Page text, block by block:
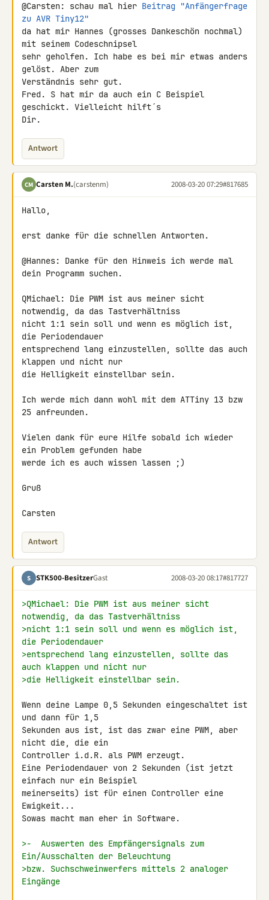
@Carsten: schau mal hier Beitrag "Anfängerfrage
zu AVR Tiny12"
da hat mir Hannes (grosses Dankeschön nochmal)
mit seinem Codeschnipsel
sehr geholfen. Ich habe es bei mir etwas anders
gelöst. Aber zum
Verständnis sehr gut.
Fred. S hat mir da auch ein C Beispiel
geschickt. Vielleicht hilft´s
Dir.
Antwort
CM Carsten M.(carstenm) 2008-03-20 07:29#817685
Hallo,
erst danke für die schnellen Antworten.
@Hannes: Danke für den Hinweis ich werde mal
dein Programm suchen.
QMichael: Die PWM ist aus meiner sicht
notwendig, da das Tastverhältniss
nicht 1:1 sein soll und wenn es möglich ist,
die Periodendauer
entsprechend lang einzustellen, sollte das auch
klappen und nicht nur
die Helligkeit einstellbar sein.
Ich werde mich dann wohl mit dem ATTiny 13 bzw
25 anfreunden.
Vielen dank für eure Hilfe sobald ich wieder
ein Problem gefunden habe
werde ich es auch wissen lassen ;)
Gruß
Carsten
Antwort
S STK500-BesitzerGast 2008-03-20 08:17#817727
>QMichael: Die PWM ist aus meiner sicht
notwendig, da das Tastverhältniss
>nicht 1:1 sein soll und wenn es möglich ist,
die Periodendauer
>entsprechend lang einzustellen, sollte das
auch klappen und nicht nur
>die Helligkeit einstellbar sein.
Wenn deine Lampe 0,5 Sekunden eingeschaltet ist
und dann für 1,5
Sekunden aus ist, ist das zwar eine PWM, aber
nicht die, die ein
Controller i.d.R. als PWM erzeugt.
Eine Periodendauer von 2 Sekunden (ist jetzt
einfach nur ein Beispiel
meinerseits) ist für einen Controller eine
Ewigkeit...
Sowas macht man eher in Software.
>-  Auswerten des Empfängersignals zum
Ein/Ausschalten der Beleuchtung
>bzw. Suchschweinwerfers mittels 2 analoger
Eingänge